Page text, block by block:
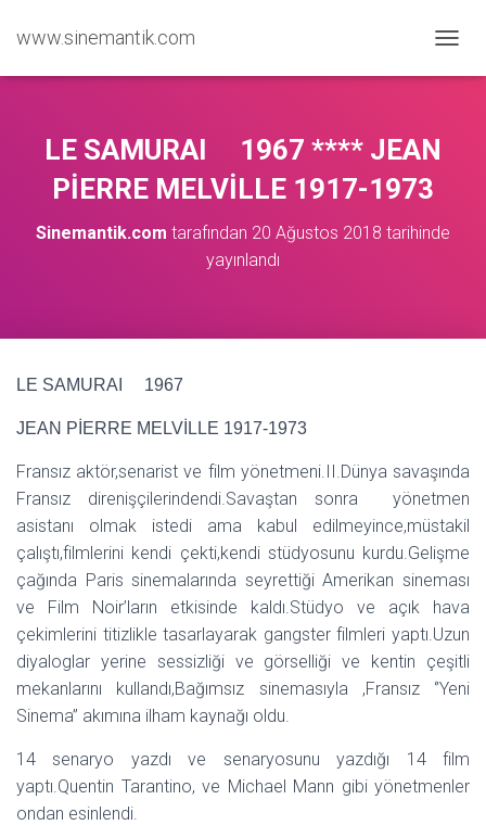
www.sinemantik.com
E
K
LE SAMURAI 1967 **** JEAN
PİERRE MELVİLLE 1917-1973
Sinemantik.com tarafından 20 Ağustos 2018 tarihinde
yayınlandı
LE SAMURAI 1967
JEAN PİERRE MELVİLLE 1917-1973
Fransız aktör,senarist ve film yönetmeni.II.Dünya savaşında
Fransız direnişçilerindendi.Savaştan sonra yönetmen
asistanı olmak istedi ama kabul edilmeyince,müstakil
çalıştı,filmlerini kendi çekti,kendi stüdyosunu kurdu.Gelişme
çağında Paris sinemalarında seyrettiği Amerikan sineması
ve Film Noir’ların etkisinde kaldı.Stüdyo ve açık hava
çekimlerini titizlikle tasarlayarak gangster filmleri yaptı.Uzun
diyaloglar yerine sessizliği ve görselliği ve kentin çeşitli
mekanlarını kullandı,Bağımsız sinemasıyla ,Fransız ‘’Yeni
Sinema’’ akımına ilham kaynağı oldu.
14 senaryo yazdı ve senaryosunu yazdığı 14 film
yaptı.Quentin Tarantino, ve Michael Mann gibi yönetmenler
ondan esinlendi.